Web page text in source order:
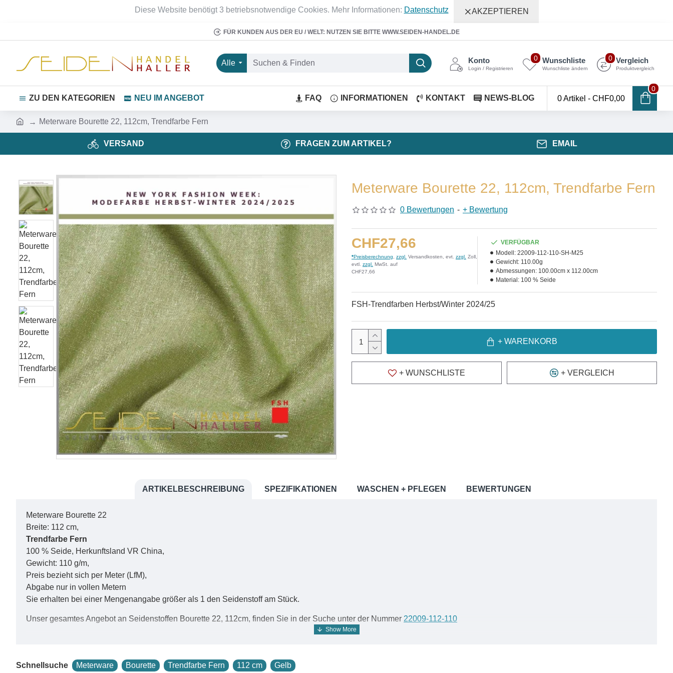
Diese Website benötigt 3 betriebsnotwendige Cookies. Mehr Informationen: Datenschutz AKZEPTIEREN
FÜR KUNDEN AUS DER EU / WELT: NUTZEN SIE BITTE WWW.SEIDEN-HANDEL.DE
Alle Konto
Login / Registrieren
Wunschliste
Wunschliste ändern
0 Vergleich
Produktvergleich
0
ZU DEN KATEGORIEN NEU IM ANGEBOT FAQ INFORMATIONEN KONTAKT NEWS-BLOG 0 Artikel - CHF0,00
0
Meterware Bourette 22, 112cm, Trendfarbe Fern
VERSAND FRAGEN ZUM ARTIKEL? EMAIL
Meterware Bourette 22, 112cm, Trendfarbe Fern
0 Bewertungen - + Bewertung
CHF27,66
*Preisberechnung zzgl. Versandkosten, evt. zzgl. Zoll,
evtl. zzgl. MwSt. auf
CHF27,66
VERFÜGBAR
Modell: 22009-112-110-SH-M25
Gewicht: 110.00g
Abmessungen: 100.00cm x 112.00cm
Material: 100 % Seide
FSH-Trendfarben Herbst/Winter 2024/25
+ WARENKORB
+ WUNSCHLISTE + VERGLEICH
ARTIKELBESCHREIBUNG SPEZIFIKATIONEN WASCHEN + PFLEGEN BEWERTUNGEN
Meterware Bourette 22
Breite: 112 cm,
Trendfarbe Fern
100 % Seide, Herkunftsland VR China,
Gewicht: 110 g/m,
Preis bezieht sich per Meter (LfM),
Abgabe nur in vollen Metern
Sie erhalten bei einer Mengenangabe größer als 1 den Seidenstoff am Stück.
Unser gesamtes Angebot an Seidenstoffen Bourette 22, 112cm, finden Sie in der Suche unter der Nummer 22009-112-110
Weitere Seidenstoffe aus dieser gefärbten Bouretteseide finden Sie in der Suche unter der Nummer
Schnellsuche Meterware Bourette Trendfarbe Fern 112 cm Gelb